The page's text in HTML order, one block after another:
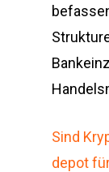
Sind
depot